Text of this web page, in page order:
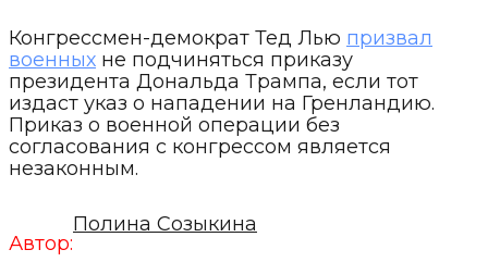
Конгрессмен-демократ Тед Лью призвал
военных не подчиняться приказу
президента Дональда Трампа, если тот
издаст указ о нападении на Гренландию.
Приказ о военной операции без
согласования с конгрессом является
незаконным.
Автор:
Полина Созыкина